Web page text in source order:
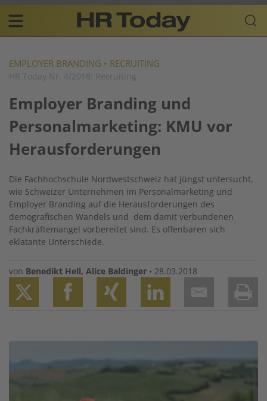
Skip
content
Plattform
für
Resources
navigation
DE
EMPLOYER BRANDING • RECRUITING
HR Today Nr. 4/2018: Recruiting
Employer Branding und
Personalmarketing: KMU vor
Herausforderungen
Die Fachhochschule Nordwestschweiz hat jüngst untersucht,
wie Schweizer Unternehmen im Personalmarketing und
Employer Branding auf die Herausforderungen des
demografischen Wandels und dem damit verbundenen
Fachkräftemangel vorbereitet sind. Es offenbaren sich
eklatante Unterschiede.
von Benedikt Hell, Alice Baldinger • 28.03.2018